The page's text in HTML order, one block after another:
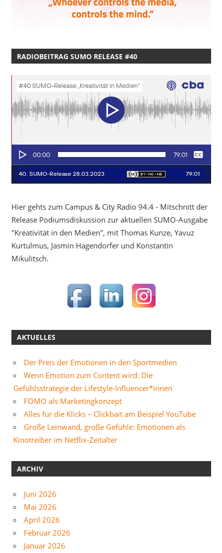
RADIOBEITRAG SUMO RELEASE #40
Hier gehts zum Campus & City Radio 94.4 - Mitschnitt der
Release Podiumsdiskussion zur aktuellen SUMO-Ausgabe
"Kreativität in den Medien", mit Thomas Kunze, Yavuz
Kurtulmus, Jasmin Hagendorfer und Konstantin
Mikulitsch.
AKTUELLES
Der Preis der Emotionen in den Sportmedien
Wenn Emotion zum Content wird: Die
Gefühlsstrategie der Lifestyle-Influencer*innen
FOMO als Marketingkonzept
Alles für die Klicks – Clickbait am Beispiel YouTube
Große Leinwand, große Gefühle: Emotionen als
Kinotreiber im Netflix-Zeitalter
ARCHIV
Juni 2026
Mai 2026
April 2026
Februar 2026
Januar 2026